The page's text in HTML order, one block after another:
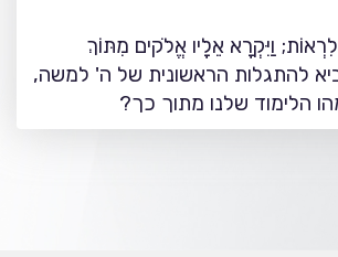
וַיִּקְרָא אֵלָיו אֱלֹקים מִתּוֹךְ
להתגלות הראשונית של ה' למשה,
הלימוד שלנו מתוך כך?